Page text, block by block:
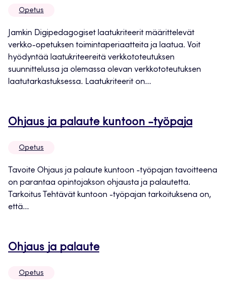
Opetus
Jamkin Digipedagogiset laatukriteerit määrittelevät
verkko-opetuksen toimintaperiaatteita ja laatua. Voit
hyödyntää laatukriteereitä verkkototeutuksen
suunnittelussa ja olemassa olevan verkkototeutuksen
laatutarkastuksessa. Laatukriteerit on...
Ohjaus ja palaute kuntoon -työpaja
Opetus
Tavoite Ohjaus ja palaute kuntoon -työpajan tavoitteena
on parantaa opintojakson ohjausta ja palautetta.
Tarkoitus Tehtävät kuntoon -työpajan tarkoituksena on,
että...
Ohjaus ja palauteAvautuu
Opetus